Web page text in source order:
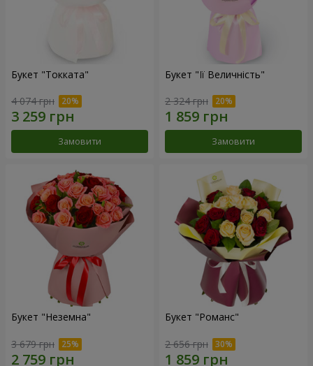
Букет "Токката"
4 074 грн
Замовити
Букет "Її Величність"
2 324 грн
Замовити
Букет "Неземна"
3 679 грн
Букет "Романс"
2 656 грн